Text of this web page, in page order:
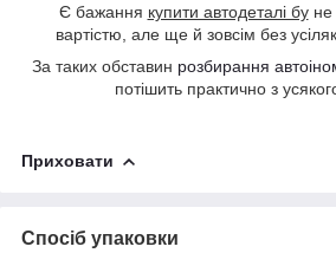
Є бажання купити автодеталі буне
вартістю, але ще й зовсім без
За таких обставин розбирання
потішить практично з
Приховати
Спосіб упаковки